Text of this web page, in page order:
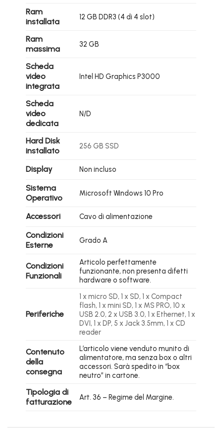
Ram
installata
12 GB DDR3 (4 di 4 slot)
Ram
massima
32 GB
Scheda
video
integrata
Intel HD Graphics P3000
Scheda
video
dedicata
N/D
Hard Disk
installato
256 GB SSD
Display Non incluso
Sistema
Operativo
Microsoft Windows 10 Pro
Accessori Cavo di alimentazione
Condizioni
Esterne
Grado A
Condizioni
Funzionali
Articolo perfettamente
funzionante, non presenta difetti
hardware o software.
Periferiche
1 x micro SD, 1 x SD, 1 x Compact
flash, 1 x mini SD, 1 x MS PRO, 10 x
USB 2.0, 2 x USB 3.0, 1 x Ethernet, 1 x
DVI, 1 x DP, 5 x Jack 3.5mm, 1 x CD
reader
Contenuto
della
consegna
L’articolo viene venduto munito di
alimentatore, ma senza box o altri
accessori. Sarà spedito in “box
neutro” in cartone.
Tipologia di
fatturazione
Art. 36 – Regime del Margine.